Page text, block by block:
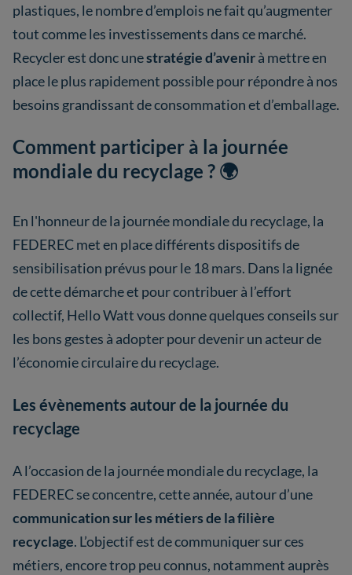
plastiques, le nombre d’emplois ne fait qu’augmenter
tout comme les investissements dans ce marché.
Recycler est donc unestratégie d’avenirà mettre en
place le plus rapidement possible pour répondre à nos
besoins grandissant de consommation et d’emballage.
Comment participer à la journée
mondiale du recyclage ? 🌍
En l'honneur de la journée mondiale du recyclage, la
FEDEREC met en place différents dispositifs de
sensibilisation prévus pour le 18 mars. Dans la lignée
de cette démarche et pour contribuer à l’effort
collectif, Hello Watt vous donne quelques conseils sur
les bons gestes à adopter pour devenir un acteur de
l’économie circulaire du recyclage.
Les évènements autour de la journée du
recyclage
A l’occasion de la journée mondiale du recyclage, la
FEDEREC se concentre, cette année, autour d’une
communication sur les métiers de la filière
recyclage. L’objectif est de communiquer sur ces
métiers, encore trop peu connus, notamment auprès